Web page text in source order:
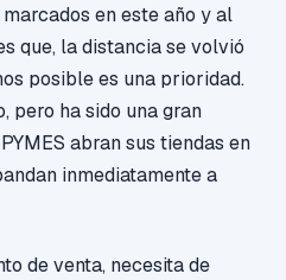
en este año y al
que, la distancia se volvió
posible es una prioridad.
pero ha sido una gran
abran sus tiendas en
inmediatamente a
de venta, necesita de